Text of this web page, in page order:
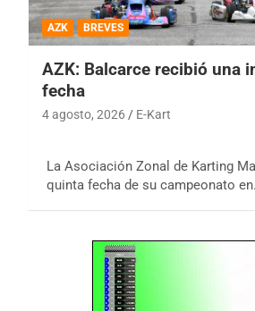
AZK BREVES
AZK: Balcarce recibió una
fecha
4 agosto, 2026 E-Kart
La Asociación Zonal de Karting
quinta fecha de su campeonato